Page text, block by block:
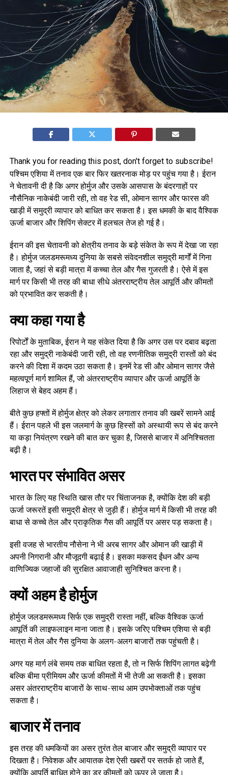
Thank you for reading this post, don't forget to subscribe!
पश्चिम एशिया में तनाव एक बार फिर खतरनाक मोड़ पर पहुंच गया है। ईरान
ने चेतावनी दी है कि अगर होर्मुज और उसके आसपास के बंदरगाहों पर
नौसैनिक नाकेबंदी जारी रही, तो वह रेड सी, ओमान सागर और फारस की
खाड़ी में समुद्री व्यापार को बाधित कर सकता है। इस धमकी के बाद वैश्विक
ऊर्जा बाजार और शिपिंग सेक्टर में हलचल तेज हो गई है।
ईरान की इस चेतावनी को क्षेत्रीय तनाव के बड़े संकेत के रूप में देखा जा रहा
है। होर्मुज जलडमरूमध्य दुनिया के सबसे संवेदनशील समुद्री मार्गों में गिना
जाता है, जहां से बड़ी मात्रा में कच्चा तेल और गैस गुजरती है। ऐसे में इस
मार्ग पर किसी भी तरह की बाधा सीधे अंतरराष्ट्रीय तेल आपूर्ति और कीमतों
को प्रभावित कर सकती है।
क्या कहा गया है
रिपोर्टों के मुताबिक, ईरान ने यह संकेत दिया है कि अगर उस पर दबाव बढ़ता
रहा और समुद्री नाकेबंदी जारी रही, तो वह रणनीतिक समुद्री रास्तों को बंद
करने की दिशा में कदम उठा सकता है। इनमें रेड सी और ओमान सागर जैसे
महत्वपूर्ण मार्ग शामिल हैं, जो अंतरराष्ट्रीय व्यापार और ऊर्जा आपूर्ति के
लिहाज से बेहद अहम हैं।
बीते कुछ हफ्तों में होर्मुज क्षेत्र को लेकर लगातार तनाव की खबरें सामने आई
हैं। ईरान पहले भी इस जलमार्ग के कुछ हिस्सों को अस्थायी रूप से बंद करने
या कड़ा नियंत्रण रखने की बात कर चुका है, जिससे बाजार में अनिश्चितता
बढ़ी है।
भारत पर संभावित असर
भारत के लिए यह स्थिति खास तौर पर चिंताजनक है, क्योंकि देश की बड़ी
ऊर्जा जरूरतें इसी समुद्री क्षेत्र से जुड़ी हैं। होर्मुज मार्ग में किसी भी तरह की
बाधा से कच्चे तेल और प्राकृतिक गैस की आपूर्ति पर असर पड़ सकता है।
इसी वजह से भारतीय नौसेना ने भी अरब सागर और ओमान की खाड़ी में
अपनी निगरानी और मौजूदगी बढ़ाई है। इसका मकसद ईंधन और अन्य
वाणिज्यिक जहाजों की सुरक्षित आवाजाही सुनिश्चित करना है।
क्यों अहम है होर्मुज
होर्मुज जलडमरूमध्य सिर्फ एक समुद्री रास्ता नहीं, बल्कि वैश्विक ऊर्जा
आपूर्ति की लाइफलाइन माना जाता है। इसके जरिए पश्चिम एशिया से बड़ी
मात्रा में तेल और गैस दुनिया के अलग-अलग बाजारों तक पहुंचती है।
अगर यह मार्ग लंबे समय तक बाधित रहता है, तो न सिर्फ शिपिंग लागत बढ़ेगी
बल्कि बीमा प्रीमियम और ऊर्जा कीमतों में भी तेजी आ सकती है। इसका
असर अंतरराष्ट्रीय बाजारों के साथ-साथ आम उपभोक्ताओं तक पहुंच
सकता है।
बाजार में तनाव
इस तरह की धमकियों का असर तुरंत तेल बाजार और समुद्री व्यापार पर
दिखता है। निवेशक और आयातक देश ऐसी खबरों पर सतर्क हो जाते हैं,
क्योंकि आपूर्ति बाधित होने का डर कीमतों को ऊपर ले जाता है।